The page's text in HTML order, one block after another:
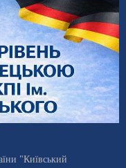
"Київський